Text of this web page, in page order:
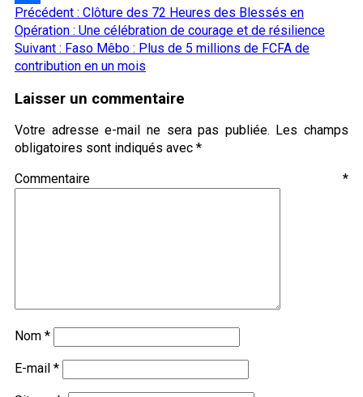
Partager
Navigation
d’article
Précédent : Clôture des 72 Heures des Blessés en
Opération : Une célébration de courage et de résilience
Suivant : Faso Mêbo : Plus de 5 millions de FCFA de
contribution en un mois
Laisser un commentaire
Votre adresse e-mail ne sera pas publiée. Les champs
obligatoires sont indiqués avec *
Commentaire *
Nom *
E-mail *